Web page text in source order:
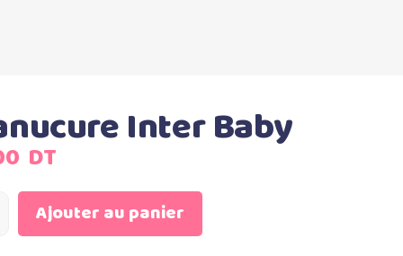
Inter Baby
DTLe
actuel
est :
Ajouter au panier